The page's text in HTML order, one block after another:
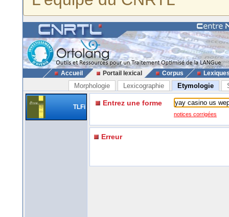
Accueil Portail lexical Corpus
Morphologie Lexicographie Etymologie
TLFi Entrez une forme
notices corrigées
Erreur